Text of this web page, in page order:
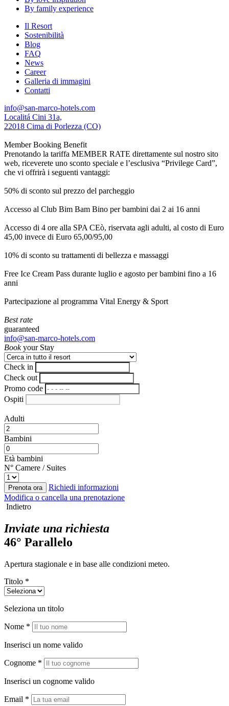
By family experience
Il Resort
Sostenibilità
Blog
FAQ
News
Career
Galleria di immagini
Contatti
info@san-marco-hotels.com
Localitá Cini 31a,
22018 Cima di Porlezza (CO)
Member Booking Benefit
Prenotando la tariffa MEMBER RATE direttamente sul nostro sito
web, riceverete uno sconto speciale e l’esclusiva “Privilege Card”,
che vi offrirà i seguenti vantaggi:
50% di sconto sul prezzo del parcheggio
Accesso al Club Bim Bam Bino per bambini dai 2 ai 16 anni
Accesso di 4 ore alla SPA CEò, riservata agli adulti, al costo di Euro
45,00 invece di Euro 65,00/95,00
10% di sconto su trattamenti di bellezza e massaggi
Free Ice Cream Pass durante luglio e agosto per bambini fino a 16
anni
Partecipazione al programma Vital Energy & Sport
Best rate
guaranteed
info@san-marco-hotels.com
Bookyour Stay
Check in
Check out
Promo code
Ospiti
Adulti
Bambini
Età bambini
N° Camere / Suites
Prenota ora
Richiedi informazioni
Modifica o cancella una prenotazione
Indietro
Inviate una richiesta
46° Parallelo
Apertura stagionale e in base alle condizioni meteo.
Titolo *
Seleziona un titolo
Nome *
Inserisci un nome valido
Cognome *
Inserisci un cognome valido
Email *